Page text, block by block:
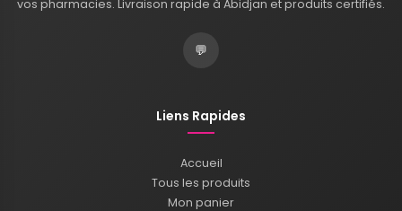
vos pharmacies. Livraison rapide à Abidjan et produits certifiés.
💬
Liens Rapides
Accueil
Tous les produits
Mon panier